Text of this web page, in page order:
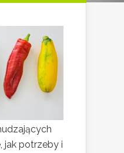
jak potrzeby i